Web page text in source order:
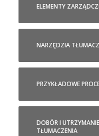
ELEMENTY
NARZĘDZIA
PRZYKŁADOWE
DOBÓR I
TŁUMACZENIA